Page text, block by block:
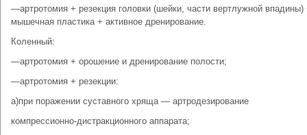
—артротомия + резекция головки (шейки, части вертлужной впадины)
мышечная пластика + активное дренирование.
Коленный:
—артротомия + орошение и дренирование полости;
—артротомия + резекции:
а)при поражении суставного хряща — артродезирование
компрессионно-дистракционного аппарата;